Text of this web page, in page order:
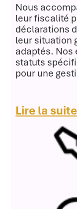
Nous
leur fiscalité
déclarations
leur situation
adaptés. Nos
statuts
pour une
Lire la